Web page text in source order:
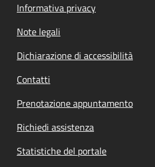
Informativa privacy
Note legali
Dichiarazione di accessibilità
Contatti
Prenotazione appuntamento
Richiedi assistenza
Statistiche del portale